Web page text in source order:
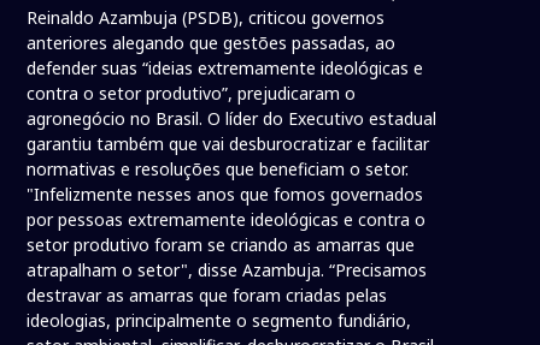
Reinaldo Azambuja (PSDB), criticou governos
anteriores alegando que gestões passadas, ao
defender suas “ideias extremamente ideológicas e
contra o setor produtivo”, prejudicaram o
agronegócio no Brasil. O líder do Executivo estadual
garantiu também que vai desburocratizar e facilitar
normativas e resoluções que beneficiam o setor.
"Infelizmente nesses anos que fomos governados
por pessoas extremamente ideológicas e contra o
setor produtivo foram se criando as amarras que
atrapalham o setor", disse Azambuja. “Precisamos
destravar as amarras que foram criadas pelas
ideologias, principalmente o segmento fundiário,